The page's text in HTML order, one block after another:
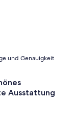
und Genauigkeit
Ausstattung